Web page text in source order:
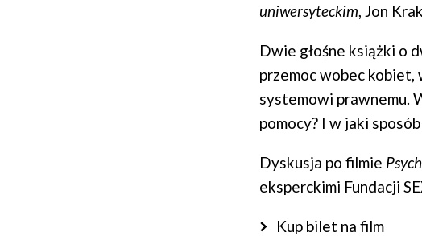
uniwersyteckim, Jon
Dwie głośne książki o
przemoc wobec kobiet,
systemowi prawnemu.
pomocy? I w jaki
Dyskusja po filmie
eksperckimi Fundacji
Kup bilet na film